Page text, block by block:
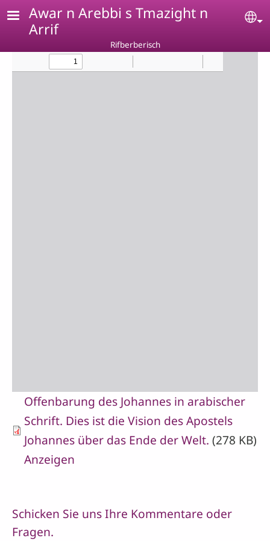
Skip to main content
Awar n Arebbi s Tmazight n
Arrif
Rifberberisch
Offenbarung des Johannes in arabischer
Schrift. Dies ist die Vision des Apostels
Johannes über das Ende der Welt. (278 KB)
Anzeigen
Schicken Sie uns Ihre Kommentare oder
Fragen.